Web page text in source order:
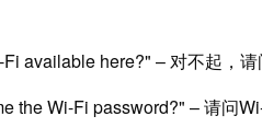
available here?" – 对不起，
the Wi-Fi password?" – 请问